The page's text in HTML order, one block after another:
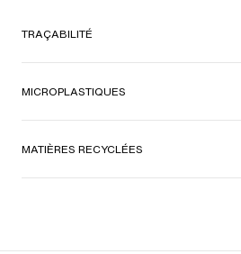
TRAÇABILITÉ
MICROPLASTIQUES
MATIÈRES RECYCLÉES